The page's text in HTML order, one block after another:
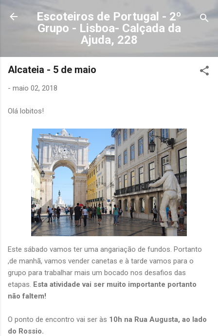
Avançar para o conteúdo principal
Escoteiros de Portugal - 2º
Grupo - Lisboa- Calçada da
Ajuda, 228
Alcateia - 5 de maio
- maio 02, 2018
Olá lobitos!
Este sábado vamos ter uma angariação de fundos. Portanto
,de manhã, vamos vender canetas e à tarde vamos para o
grupo para trabalhar mais um bocado nos desafios das
etapas. Esta atividade vai ser muito importante portanto
não faltem!
O ponto de encontro vai ser às 10h na Rua Augusta, ao lado
do Rossio.